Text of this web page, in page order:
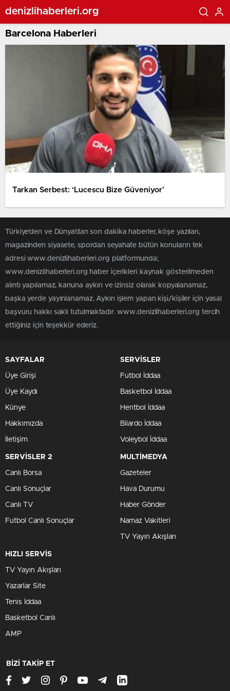
denizlihaberleri.org
Barcelona Haberleri
Tarkan Serbest: ‘Lucescu Bize Güveniyor’
Türkiye'den ve Dünya’dan son dakika haberler, köşe yazıları,
magazinden siyasete, spordan seyahate bütün konuların tek
adresi www.denizlihaberleri.org platformunda;
www.denizlihaberleri.org haber içerikleri kaynak gösterilmeden
alıntı yapılamaz, kanuna aykırı ve izinsiz olarak kopyalanamaz,
başka yerde yayınlanamaz. Aykırı işlem yapan kişi/kişiler için yasal
başvuru hakkı saklı tutulmaktadır. www.denizlihaberleri.org tercih
ettiğiniz için teşekkür ederiz.
SAYFALAR
Üye Girişi
Üye Kaydı
Künye
Hakkımızda
İletişim
SERVİSLER
Futbol İddaa
Basketbol İddaa
Hentbol İddaa
Bilardo İddaa
Voleybol İddaa
SERVİSLER 2
Canlı Borsa
Canlı Sonuçlar
Canlı TV
Futbol Canlı Sonuçlar
MULTİMEDYA
Gazeteler
Hava Durumu
Haber Gönder
Namaz Vakitleri
TV Yayın Akışları
HIZLI SERVİS
TV Yayın Akışları
Yazarlar Site
Tenis İddaa
Basketbol Canlı
AMP
BİZİ TAKİP ET